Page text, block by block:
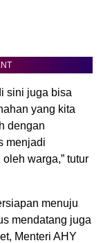
sini juga bisa
yang kita
dengan
menjadi
warga,” tutur
menuju
mendatang juga
Menteri AHY